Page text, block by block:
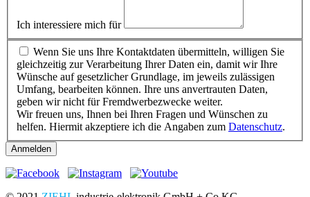
Ich interessiere mich für
Wenn Sie uns Ihre Kontaktdaten übermitteln, willigen Sie
gleichzeitig zur Verarbeitung Ihrer Daten ein, damit wir Ihre
Wünsche auf gesetzlicher Grundlage, im jeweils zulässigen
Umfang, bearbeiten können. Ihre uns anvertrauten Daten,
geben wir nicht für Fremdwerbezwecke weiter.
Wir freuen uns, Ihnen bei Ihren Fragen und Wünschen zu
helfen. Hiermit akzeptiere ich die Angaben zum Datenschutz.
Anmelden